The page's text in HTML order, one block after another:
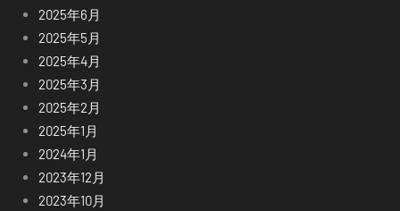
2025年6月
2025年5月
2025年4月
2025年3月
2025年2月
2025年1月
2024年1月
2023年12月
2023年10月